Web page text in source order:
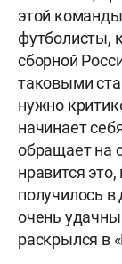
этой
футболисты,
сборной
таковыми
нужно
начинает
обращает на
нравится
получилось в
очень
раскрылся в